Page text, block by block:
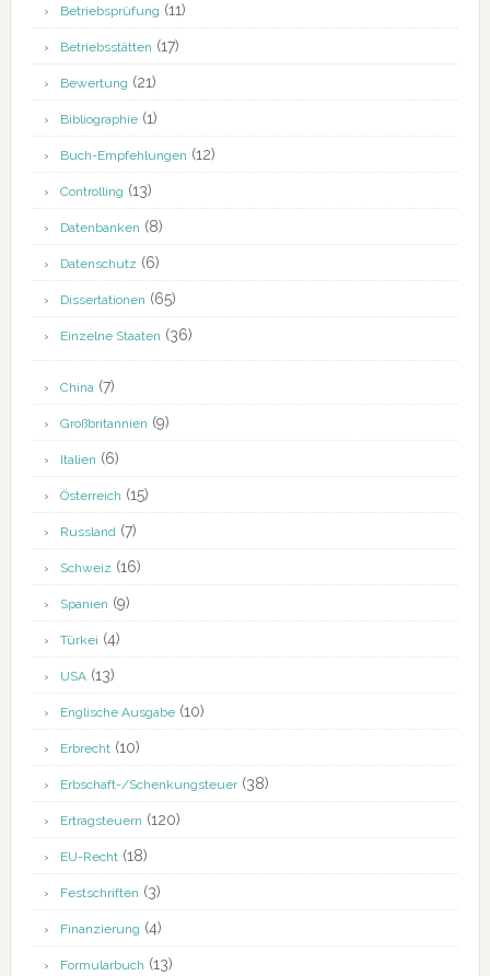
Betriebsprüfung (11)
Betriebsstätten (17)
Bewertung (21)
Bibliographie(1)
Buch-Empfehlungen (12)
Controlling (13)
Datenbanken (8)
Datenschutz (6)
Dissertationen (65)
Einzelne Staaten (36)
China(7)
Großbritannien (9)
Italien (6)
Österreich (15)
Russland(7)
Schweiz (16)
Spanien (9)
Türkei (4)
USA(13)
Englische Ausgabe(10)
Erbrecht(10)
Erbschaft-/Schenkungsteuer(38)
Ertragsteuern (120)
EU-Recht(18)
Festschriften (3)
Finanzierung (4)
Formularbuch (13)